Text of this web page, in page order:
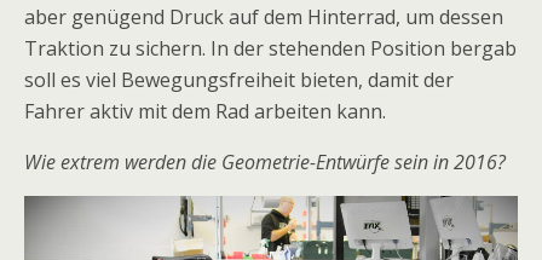
aber genügend Druck auf dem Hinterrad, um dessen
Traktion zu sichern. In der stehenden Position bergab
soll es viel Bewegungsfreiheit bieten, damit der
Fahrer aktiv mit dem Rad arbeiten kann.
Wie extrem werden die Geometrie-Entwürfe sein in 2016?